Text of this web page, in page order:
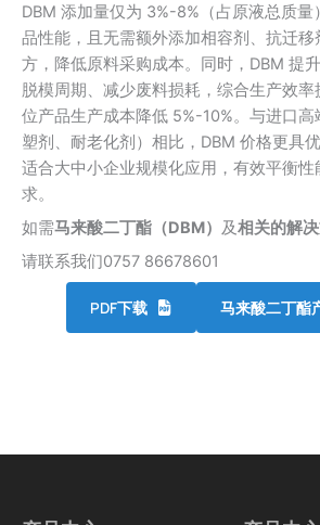
DBM 添加量仅为 3%-8%（占原液总质
品性能，且无需额外添加相容剂、抗迁
方，降低原料采购成本。同时，DBM 提
脱模周期、减少废料损耗，综合生产效
位产品生产成本降低 5%-10%。与进口
塑剂、耐老化剂）相比，DBM 价格更具
适合大中小企业规模化应用，有效平衡
求。
如需马来酸二丁酯（DBM） 及相关的解
请联系我们0757 86678601
PDF下载 马来酸二丁酯